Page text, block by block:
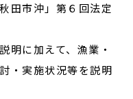
田市沖」第６回法定
明に加えて、漁業・
・実施状況等を説明